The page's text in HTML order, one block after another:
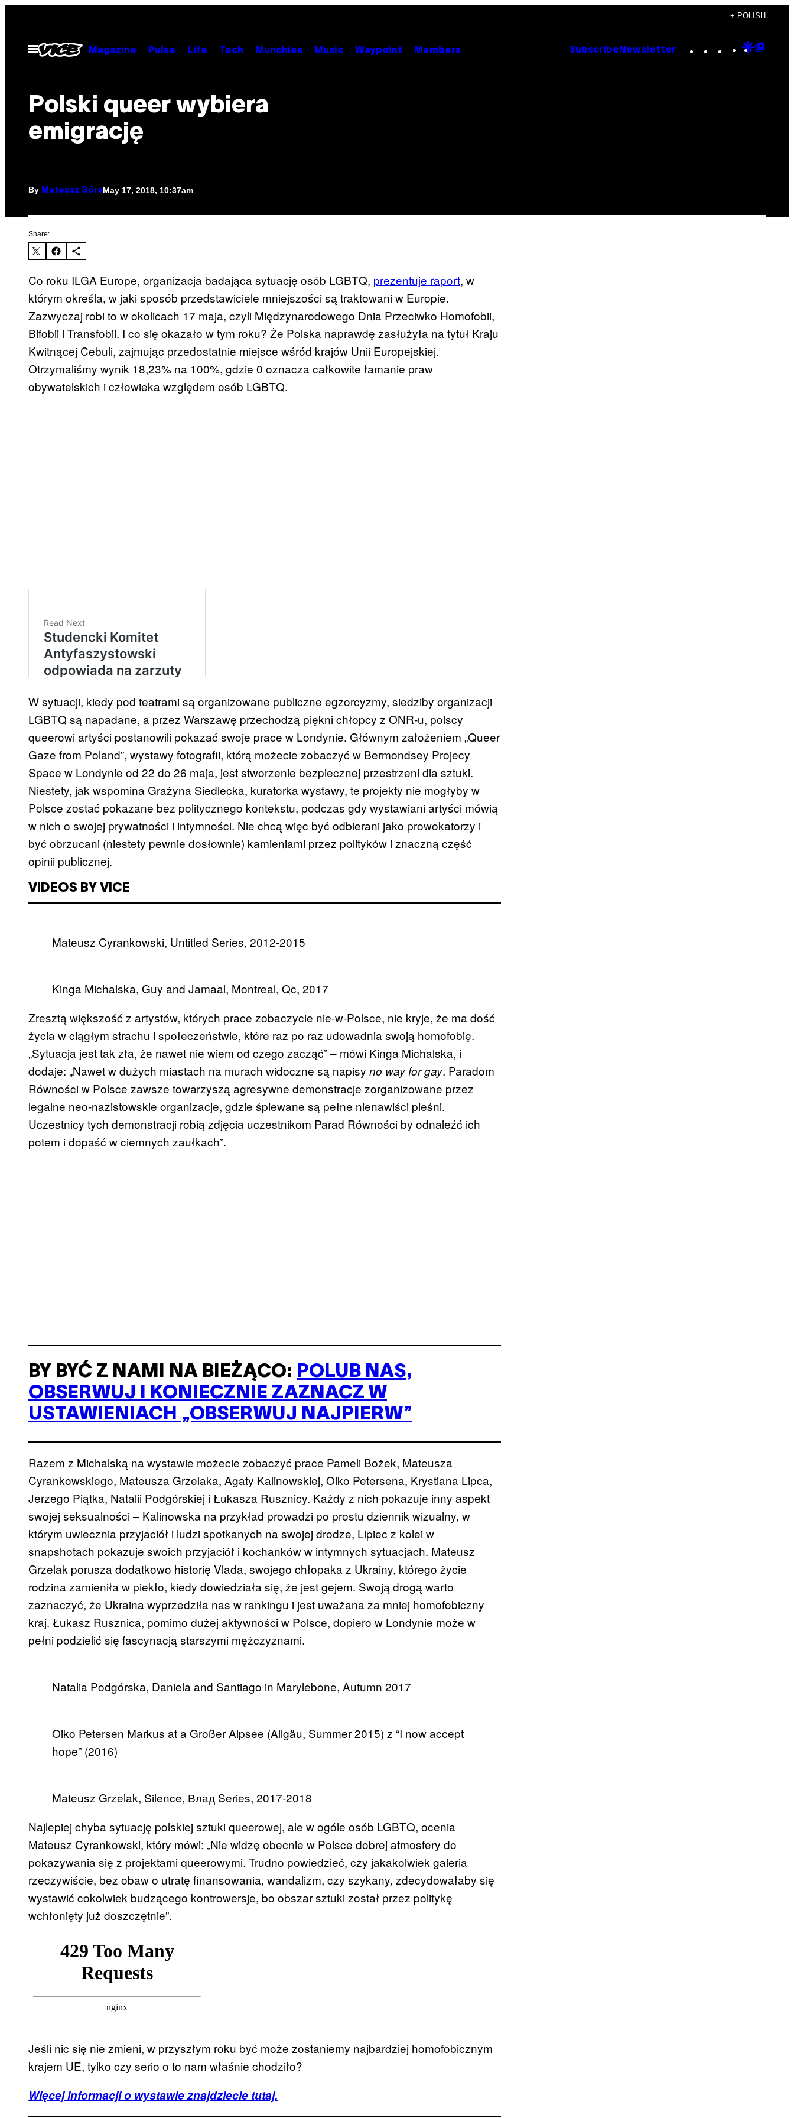
content
+ POLISH
Open
Menu
Magazine Pulse Life Tech Munchies Music Waypoint Members Subscribe Newsletter Instagram
TikTok
YouTube
Google
Polski queer wybiera
emigrację
By Mateusz GóraMay 17, 2018, 10:37am
Share:
Co roku ILGA Europe, organizacja badająca sytuację osób LGBTQ, prezentuje raport, w
którym określa, w jaki sposób przedstawiciele mniejszości są traktowani w Europie.
Zazwyczaj robi to w okolicach 17 maja, czyli Międzynarodowego Dnia Przeciwko Homofobii,
Bifobii i Transfobii. I co się okazało w tym roku? Że Polska naprawdę zasłużyła na tytuł Kraju
Kwitnącej Cebuli, zajmując przedostatnie miejsce wśród krajów Unii Europejskiej.
Otrzymaliśmy wynik 18,23% na 100%, gdzie 0 oznacza całkowite łamanie praw
obywatelskich i człowieka względem osób LGBTQ.
W sytuacji, kiedy pod teatrami są organizowane publiczne egzorcyzmy, siedziby organizacji
LGBTQ są napadane, a przez Warszawę przechodzą piękni chłopcy z ONR-u, polscy
queerowi artyści postanowili pokazać swoje prace w Londynie. Głównym założeniem „Queer
Gaze from Poland”, wystawy fotografii, którą możecie zobaczyć w Bermondsey Projecy
Space w Londynie od 22 do 26 maja, jest stworzenie bezpiecznej przestrzeni dla sztuki.
Niestety, jak wspomina Grażyna Siedlecka, kuratorka wystawy, te projekty nie mogłyby w
Polsce zostać pokazane bez politycznego kontekstu, podczas gdy wystawiani artyści mówią
w nich o swojej prywatności i intymności. Nie chcą więc być odbierani jako prowokatorzy i
być obrzucani (niestety pewnie dosłownie) kamieniami przez polityków i znaczną część
opinii publicznej.
VIDEOS BY VICE
Mateusz Cyrankowski, Untitled Series, 2012-2015
Kinga Michalska, Guy and Jamaal, Montreal, Qc, 2017
Zresztą większość z artystów, których prace zobaczycie nie-w-Polsce, nie kryje, że ma dość
życia w ciągłym strachu i społeczeństwie, które raz po raz udowadnia swoją homofobię.
„Sytuacja jest tak zła, że nawet nie wiem od czego zacząć” – mówi Kinga Michalska, i
dodaje: „Nawet w dużych miastach na murach widoczne są napisy no way for gay. Paradom
Równości w Polsce zawsze towarzyszą agresywne demonstracje zorganizowane przez
legalne neo-nazistowskie organizacje, gdzie śpiewane są pełne nienawiści pieśni.
Uczestnicy tych demonstracji robią zdjęcia uczestnikom Parad Równości by odnaleźć ich
potem i dopaść w ciemnych zaułkach”.
BY BYĆ Z NAMI NA BIEŻĄCO: POLUB NAS,
OBSERWUJ I KONIECZNIE ZAZNACZ W
USTAWIENIACH „OBSERWUJ NAJPIERW”
Razem z Michalską na wystawie możecie zobaczyć prace Pameli Bożek, Mateusza
Cyrankowskiego, Mateusza Grzelaka, Agaty Kalinowskiej, Oiko Petersena, Krystiana Lipca,
Jerzego Piątka, Natalii Podgórskiej i Łukasza Rusznicy. Każdy z nich pokazuje inny aspekt
swojej seksualności – Kalinowska na przykład prowadzi po prostu dziennik wizualny, w
którym uwiecznia przyjaciół i ludzi spotkanych na swojej drodze, Lipiec z kolei w
snapshotach pokazuje swoich przyjaciół i kochanków w intymnych sytuacjach. Mateusz
Grzelak porusza dodatkowo historię Vlada, swojego chłopaka z Ukrainy, którego życie
rodzina zamieniła w piekło, kiedy dowiedziała się, że jest gejem. Swoją drogą warto
zaznaczyć, że Ukraina wyprzedziła nas w rankingu i jest uważana za mniej homofobiczny
kraj. Łukasz Rusznica, pomimo dużej aktywności w Polsce, dopiero w Londynie może w
pełni podzielić się fascynacją starszymi mężczyznami.
Natalia Podgórska, Daniela and Santiago in Marylebone, Autumn 2017
Oiko Petersen Markus at a Großer Alpsee (Allgäu, Summer 2015) z “I now accept
hope” (2016)
Mateusz Grzelak, Silence, Влад Series, 2017-2018
Najlepiej chyba sytuację polskiej sztuki queerowej, ale w ogóle osób LGBTQ, ocenia
Mateusz Cyrankowski, który mówi: „Nie widzę obecnie w Polsce dobrej atmosfery do
pokazywania się z projektami queerowymi. Trudno powiedzieć, czy jakakolwiek galeria
rzeczywiście, bez obaw o utratę finansowania, wandalizm, czy szykany, zdecydowałaby się
wystawić cokolwiek budzącego kontrowersje, bo obszar sztuki został przez politykę
wchłonięty już doszczętnie”.
Jeśli nic się nie zmieni, w przyszłym roku być może zostaniemy najbardziej homofobicznym
krajem UE, tylko czy serio o to nam właśnie chodziło?
Więcej informacji o wystawie znajdziecie tutaj.